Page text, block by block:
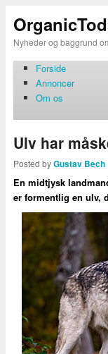
Nyheder og baggrund
Forside
Annoncer
Om os
Ulv har
Posted byGustav Bech
En midtjysk
er formentlig en ulv,